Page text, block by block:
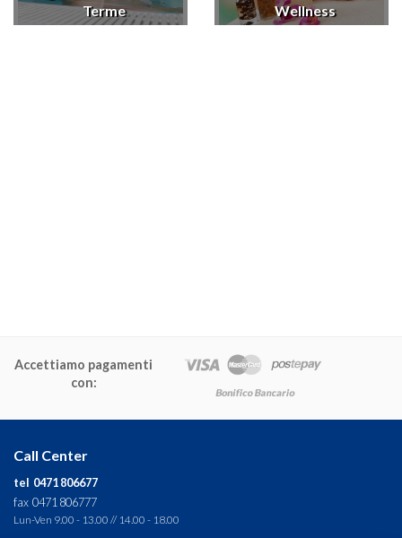
Terme Wellness
Accettiamo pagamenti
con:
Call Center
tel 0471 806677
fax 0471 806777
Lun-Ven 9.00 - 13.00 // 14.00 - 18.00